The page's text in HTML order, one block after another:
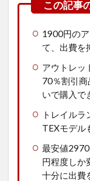
1900円の
て、出費を
アウトレッ
70％割引
いで購入で
トレイル
TEXモデル
最安値
円程度しか
十分に出費